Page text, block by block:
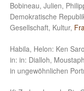
Bobineau, Julien,
Demokratische
Gesellschaft, Kultur,
Habila, Helon: Ken
in: in: Dialloh,
in ungewöhnlichen